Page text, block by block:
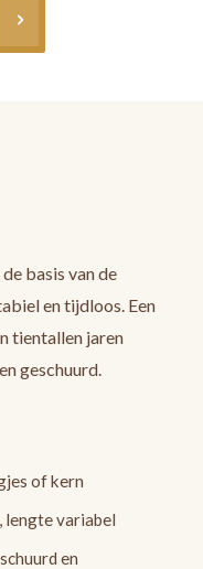
basis van de
en tijdloos. Een
tientallen jaren
geschuurd.
of kern
lengte variabel
en